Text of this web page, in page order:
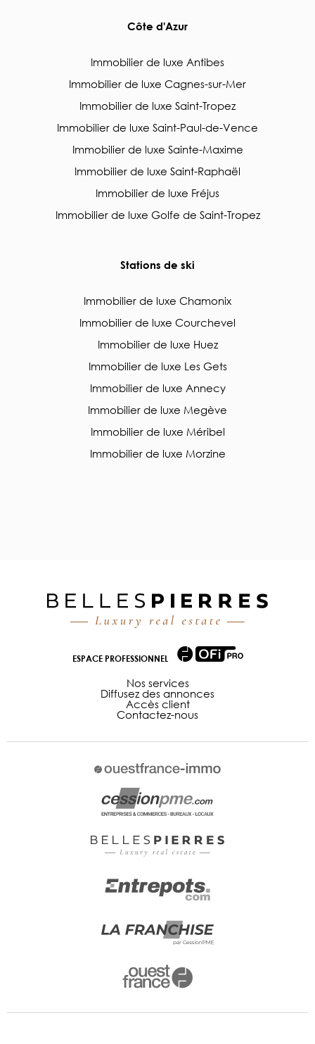
Côte d'Azur
Immobilier de luxe Antibes
Immobilier de luxe Cagnes-sur-Mer
Immobilier de luxe Saint-Tropez
Immobilier de luxe Saint-Paul-de-Vence
Immobilier de luxe Sainte-Maxime
Immobilier de luxe Saint-Raphaël
Immobilier de luxe Fréjus
Immobilier de luxe Golfe de Saint-Tropez
Stations de ski
Immobilier de luxe Chamonix
Immobilier de luxe Courchevel
Immobilier de luxe Huez
Immobilier de luxe Les Gets
Immobilier de luxe Annecy
Immobilier de luxe Megève
Immobilier de luxe Méribel
Immobilier de luxe Morzine
ESPACE PROFESSIONNEL
Nos services
Diffusez des annonces
Accès client
Contactez-nous